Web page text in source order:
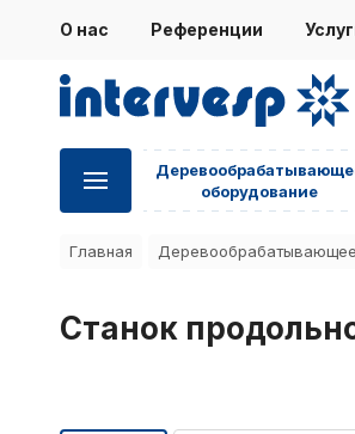
О нас Референции
оборудование
Главная
Станок